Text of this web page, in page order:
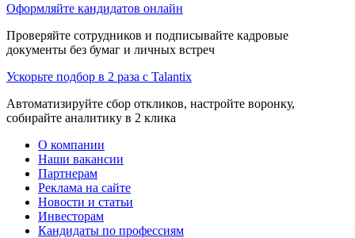
Оформляйте кандидатов онлайн
Проверяйте сотрудников и подписывайте кадровые
документы без бумаг и личных встреч
Ускорьте подбор в 2 раза с Talantix
Автоматизируйте сбор откликов, настройте воронку,
собирайте аналитику в 2 клика
О компании
Наши вакансии
Партнерам
Реклама на сайте
Новости и статьи
Инвесторам
Кандидаты по профессиям